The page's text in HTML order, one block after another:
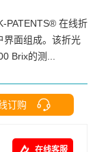
界面组成。该折光
Brix的测...
订购
在线客服